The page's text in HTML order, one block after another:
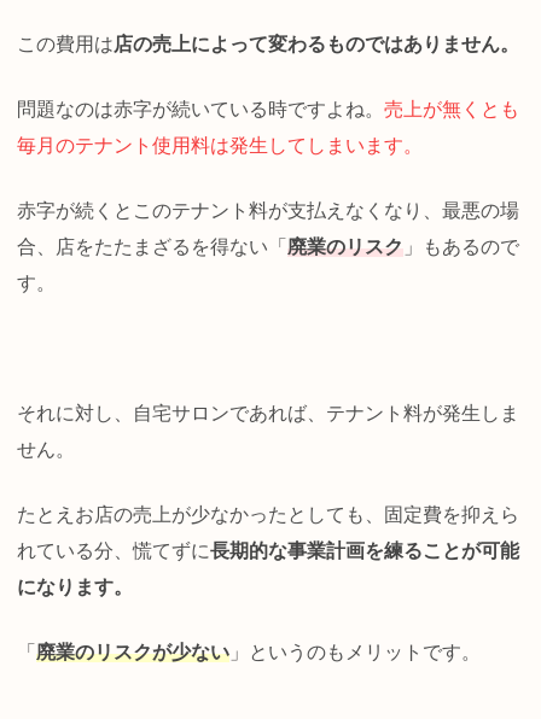
この費用は店の売上によって変わるものではありません。
問題なのは赤字が続いている時ですよね。 売上が無くとも
毎月のテナント使用料は発生してしまいます。
赤字が続くとこのテナント料が支払えなくなり、最悪の場
合、店をたたまざるを得ない「 廃業のリスク 」もあるので
す。
それに対し、自宅サロンであれば、テナント料が発生しま
せん。
たとえお店の売上が少なかったとしても、固定費を抑えら
れている分、慌てずに長期的な事業計画を練ることが可能
になります。
「 廃業のリスクが少ない 」というのもメリットです。